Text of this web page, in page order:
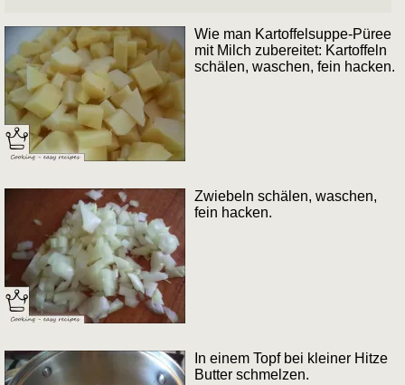
Wie man Kartoffelsuppe-Püree
mit Milch zubereitet: Kartoffeln
schälen, waschen, fein hacken.
Zwiebeln schälen, waschen,
fein hacken.
In einem Topf bei kleiner Hitze
Butter schmelzen.